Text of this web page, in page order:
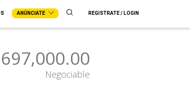
ANÚNCIATE REGISTRATE / LOGIN
Negociable